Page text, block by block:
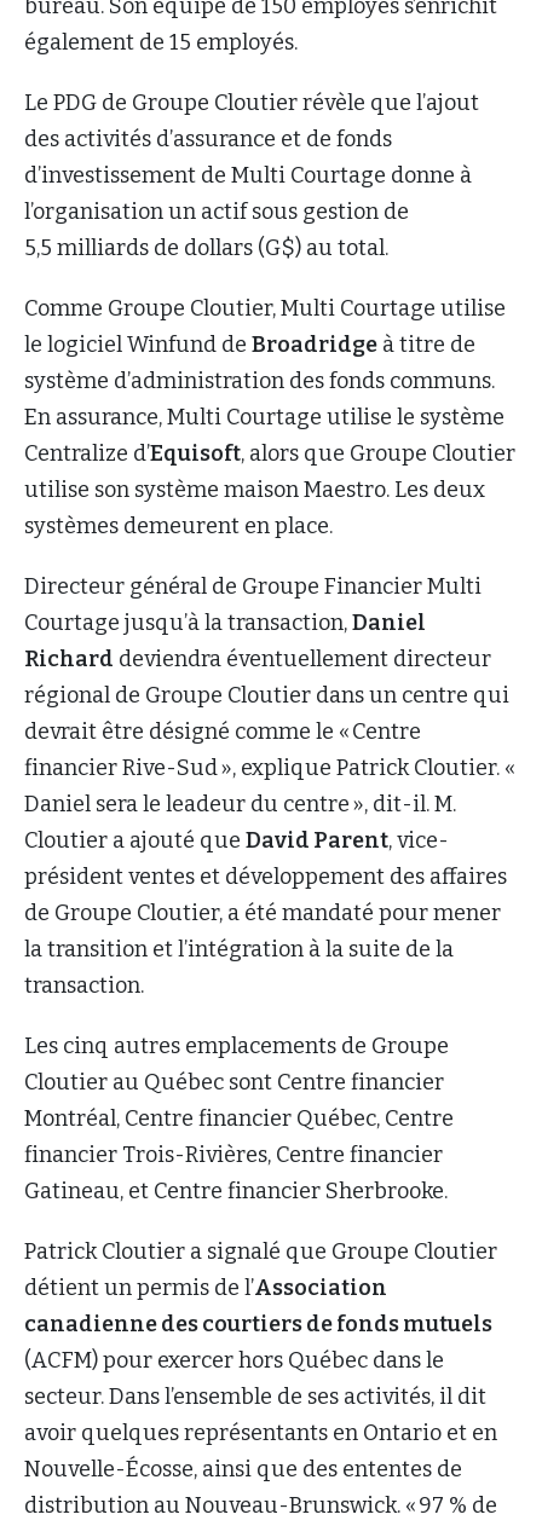
bureau. Son équipe de 150 employés s’enrichit
également de 15 employés.
Le PDG de Groupe Cloutier révèle que l’ajout
des activités d’assurance et de fonds
d’investissement de Multi Courtage donne à
l’organisation un actif sous gestion de
5,5 milliards de dollars (G$) au total.
Comme Groupe Cloutier, Multi Courtage utilise
le logiciel Winfund de Broadridge à titre de
système d’administration des fonds communs.
En assurance, Multi Courtage utilise le système
Centralize d’Equisoft, alors que Groupe Cloutier
utilise son système maison Maestro. Les deux
systèmes demeurent en place.
Directeur général de Groupe Financier Multi
Courtage jusqu’à la transaction,Daniel
Richard deviendra éventuellement directeur
régional de Groupe Cloutier dans un centre qui
devrait être désigné comme le « Centre
financier Rive-Sud », explique Patrick Cloutier. «
Daniel sera le leadeur du centre », dit-il. M.
Cloutier a ajouté que David Parent, vice-
président ventes et développement des affaires
de Groupe Cloutier, a été mandaté pour mener
la transition et l’intégration à la suite de la
transaction.
Les cinq autres emplacements de Groupe
Cloutier au Québec sont Centre financier
Montréal, Centre financier Québec, Centre
financier Trois-Rivières, Centre financier
Gatineau, et Centre financier Sherbrooke.
Patrick Cloutier a signalé que Groupe Cloutier
détient un permis de l’Association
canadienne des courtiers de fonds mutuels
(ACFM) pour exercer hors Québec dans le
secteur. Dans l’ensemble de ses activités, il dit
avoir quelques représentants en Ontario et en
Nouvelle-Écosse, ainsi que des ententes de
distribution au Nouveau-Brunswick. « 97 % de